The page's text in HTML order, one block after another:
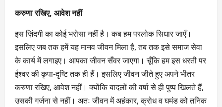
करुणा रखिए, आवेश नहीं
इस ज़िंदगी का कोई भरोसा नहीं है। कब हम परलोक सिधार जाएँ।
इसलिए जब तक हमें यह मानव जीवन मिला है, तब तक इसे समाज सेवा
के कार्य में लगाइए। आपका जीवन सँवर जाएगा। चूँकि हम इस धरती पर
ईश्वर की कृपा-दृष्टि तक ही हैं। इसलिए जीवन जीते हुए अपने भीतर
करुणा रखिए, आवेश नहीं। क्योंकि बादलों की वर्षा से ही पुष्प खिलते हैं,
उसकी गर्जना से नहीं। अतः जीवन में अहंकार, क्रोध व घमंड को तनिक